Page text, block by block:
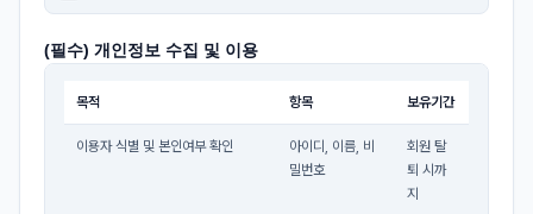
(필수) 개인정보 수집 및 이용
목적 항목 보유기간
이용자 식별 및 본인여부 확인
아이디, 이름, 비
밀번호
회원 탈
퇴 시까
지
회사소개
사이트 정보
회사명 : 회사명 / 대표